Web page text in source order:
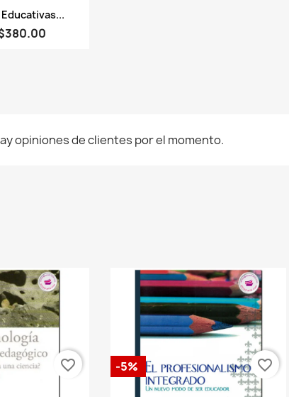
rápida
opiniones de clientes por el momento.
favorite_border -5% favorite_border